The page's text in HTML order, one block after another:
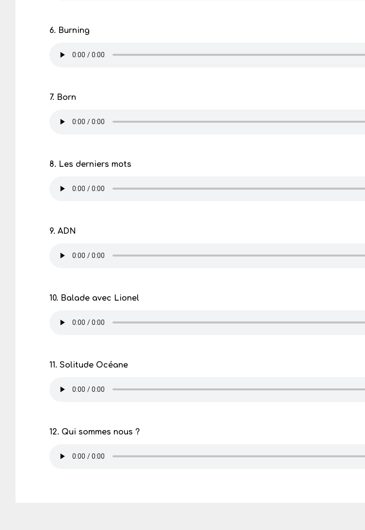
6. Burning
7. Born
8. Les derniers mots
9. ADN
10. Balade avec Lionel
11. Solitude Océane
12. Qui sommes nous ?